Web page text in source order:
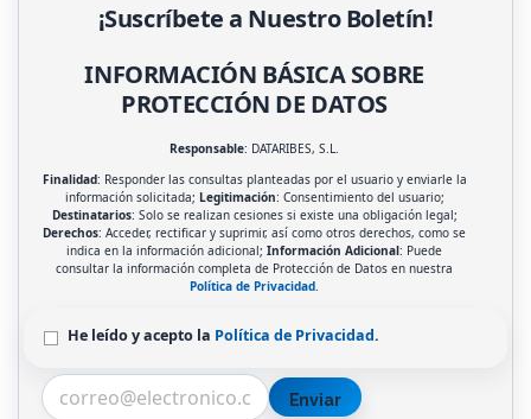
¡Suscríbete a Nuestro Boletín!
INFORMACIÓN BÁSICA SOBRE
PROTECCIÓN DE DATOS
Responsable: DATARIBES, S.L.
Finalidad: Responder las consultas planteadas por el usuario y enviarle la
información solicitada; Legitimación: Consentimiento del usuario;
Destinatarios: Solo se realizan cesiones si existe una obligación legal;
Derechos: Acceder, rectificar y suprimir, así como otros derechos, como se
indica en la información adicional;Información Adicional: Puede
consultar la información completa de Protección de Datos en nuestra
Política de Privacidad
He leído y acepto la Política de Privacidad.
Enviar